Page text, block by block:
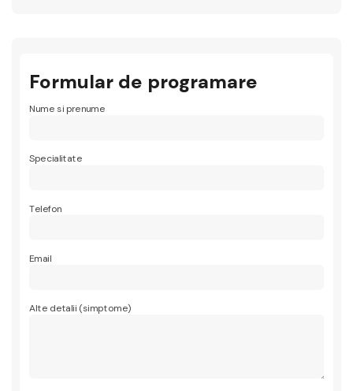
Formular de programare
Nume si prenume
Specialitate
Telefon
Email
Alte detalii (simptome)